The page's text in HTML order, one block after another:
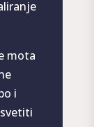
mota
i